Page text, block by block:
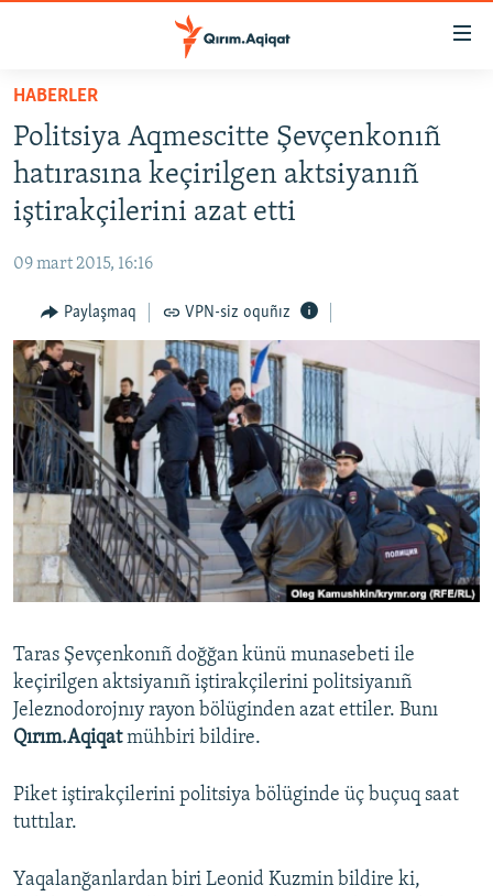
Esas
qaytmaq
Baş
navigatsiyağa
qaytmaq
Qıdıruvğa
HABERLER
İQTİSADİYAT
MEDENİYET
İNSAN AQLARI
VİDEO
SÜRET
BLOGLAR
FİKİR
Русский
Українською
RFE/RS bütün saytları
HABERLER
Politsiya Aqmescitte Şevçenkonıñ
hatırasına keçirilgen aktsiyanıñ
iştirakçilerini azat etti
09 mart 2015, 16:16
Paylaşmaq VPN-siz oquñız
Taras Şevçenkonıñ doğğan künü munasebeti ile
keçirilgen aktsiyanıñ iştirakçilerini politsiyanıñ
Jeleznodorojnıy rayon bölüginden azat ettiler. Bunı
Qırım.Aqiqatmühbiri bildire.
Piket iştirakçilerini politsiya bölüginde üç buçuq saat
tuttılar.
Yaqalanğanlardan biri Leonid Kuzmin bildire ki,